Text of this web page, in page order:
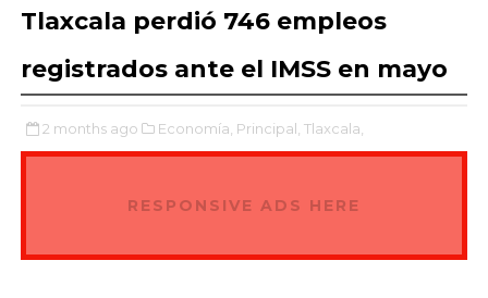
Tlaxcala perdió 746 empleos
registrados ante el IMSS en mayo
2 months ago Economía, Principal, Tlaxcala,
RESPONSIVE ADS HERE